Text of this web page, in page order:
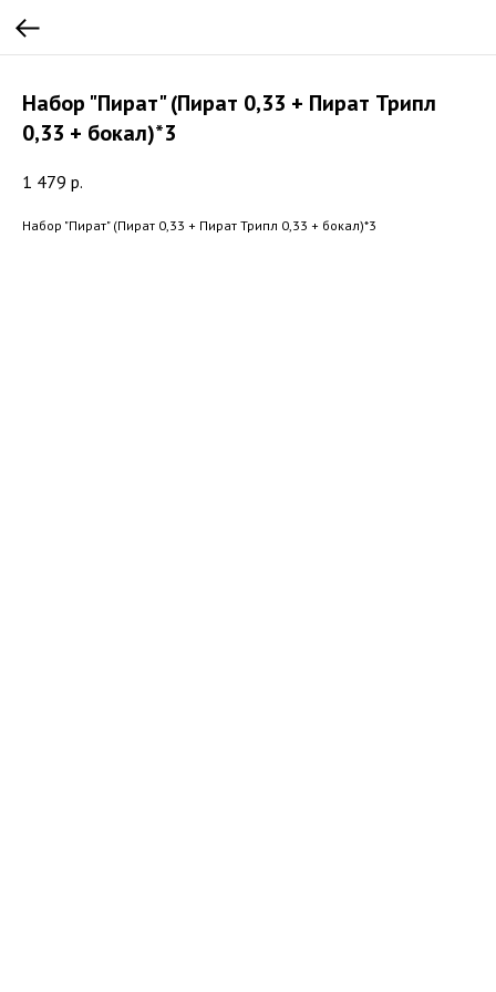
Набор "Пират" (Пират 0,33 + Пират Трипл
0,33 + бокал)*3
1 479 р.
Набор "Пират" (Пират 0,33 + Пират Трипл 0,33 + бокал)*3